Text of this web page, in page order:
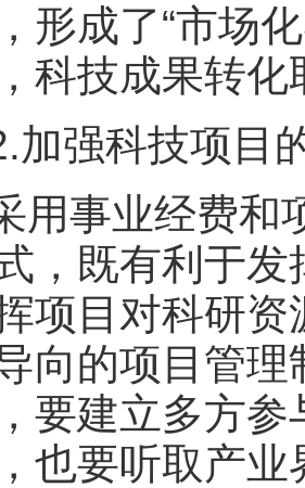
形成了“市场
科技成果转
加强科技项目
用事业经费和
，既有利于
项目对科研
向的项目管
要建立多方
也要听取产